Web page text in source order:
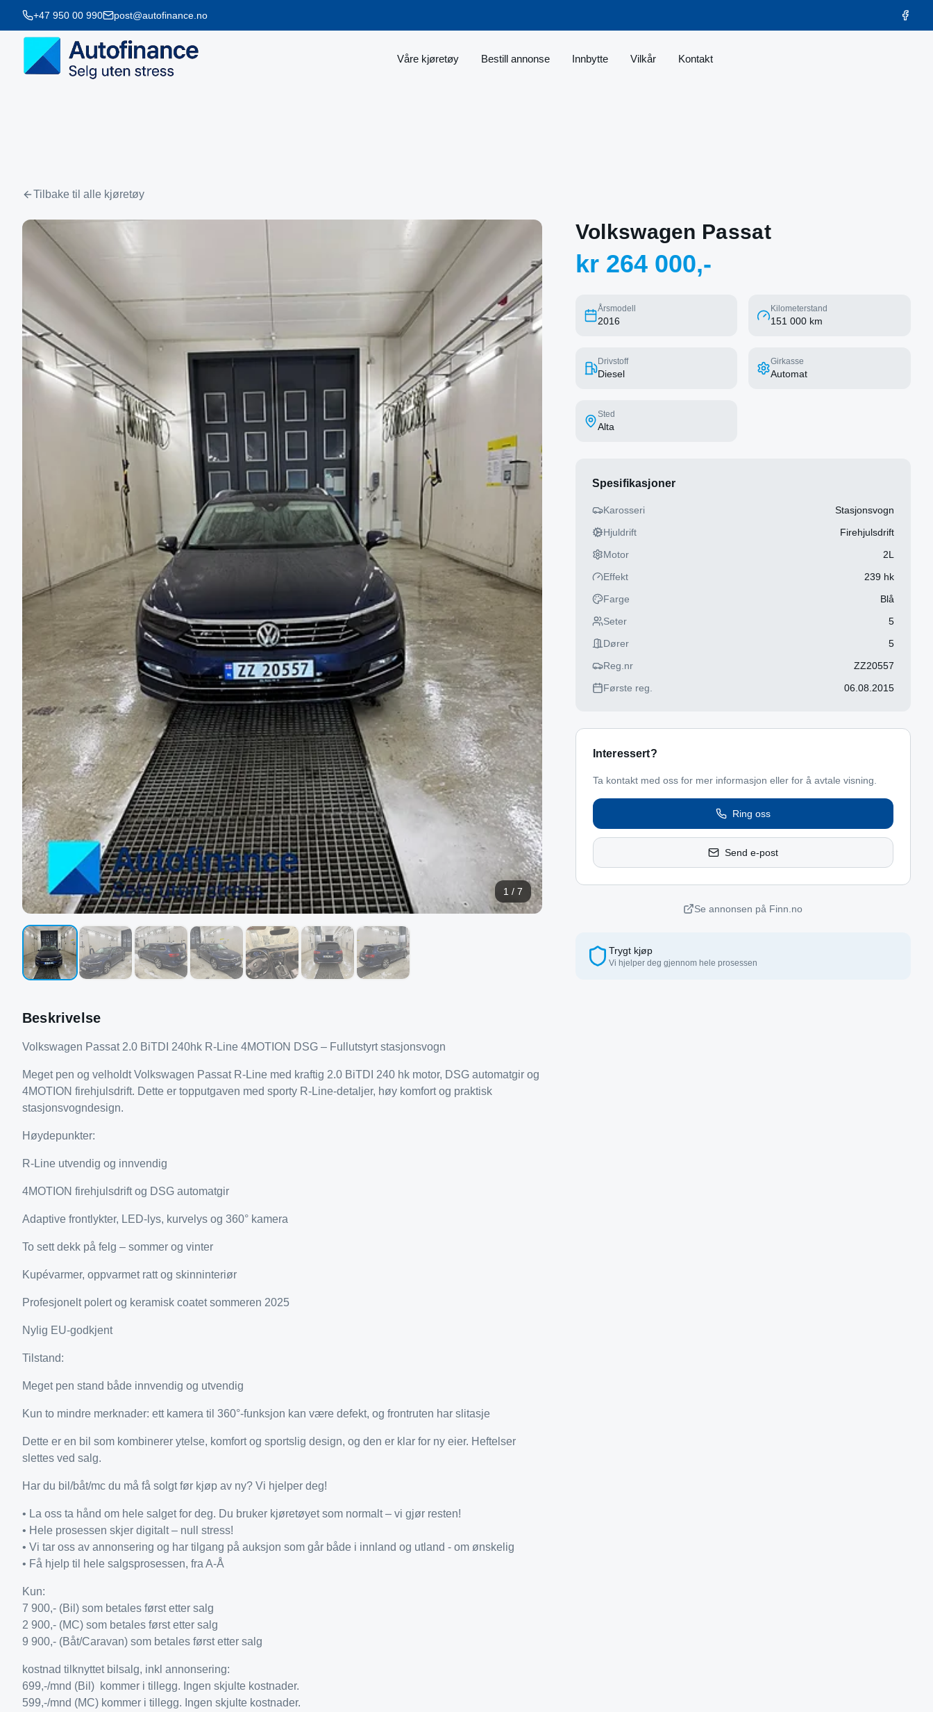
+47 950 00 990 post@autofinance.no
Våre kjøretøy Bestill annonse Innbytte Vilkår Kontakt
Tilbake til alle kjøretøy
1 / 7
Beskrivelse
Volkswagen Passat 2.0 BiTDI 240hk R-Line 4MOTION DSG – Fullutstyrt stasjonsvogn
Meget pen og velholdt Volkswagen Passat R-Line med kraftig 2.0 BiTDI 240 hk motor, DSG automatgir og
4MOTION firehjulsdrift. Dette er topputgaven med sporty R-Line-detaljer, høy komfort og praktisk
stasjonsvogndesign.
Høydepunkter:
R-Line utvendig og innvendig
4MOTION firehjulsdrift og DSG automatgir
Adaptive frontlykter, LED-lys, kurvelys og 360° kamera
To sett dekk på felg – sommer og vinter
Kupévarmer, oppvarmet ratt og skinninteriør
Profesjonelt polert og keramisk coatet sommeren 2025
Nylig EU-godkjent
Tilstand:
Meget pen stand både innvendig og utvendig
Kun to mindre merknader: ett kamera til 360°-funksjon kan være defekt, og frontruten har slitasje
Dette er en bil som kombinerer ytelse, komfort og sportslig design, og den er klar for ny eier. Heftelser
slettes ved salg.
Har du bil/båt/mc du må få solgt før kjøp av ny? Vi hjelper deg!
• La oss ta hånd om hele salget for deg. Du bruker kjøretøyet som normalt – vi gjør resten!
• Hele prosessen skjer digitalt – null stress!
• Vi tar oss av annonsering og har tilgang på auksjon som går både i innland og utland - om ønskelig
• Få hjelp til hele salgsprosessen, fra A-Å
Kun:
7 900,- (Bil) som betales først etter salg
2 900,- (MC) som betales først etter salg
9 900,- (Båt/Caravan) som betales først etter salg
kostnad tilknyttet bilsalg, inkl annonsering:
699,-/mnd (Bil) kommer i tillegg. Ingen skjulte kostnader.
599,-/mnd (MC) kommer i tillegg. Ingen skjulte kostnader.
Volkswagen Passat
kr 264 000,-
Årsmodell
2016
Kilometerstand
151 000 km
Drivstoff
Diesel
Girkasse
Automat
Sted
Alta
Spesifikasjoner
Karosseri
Stasjonsvogn
Hjuldrift
Firehjulsdrift
Motor
2L
Effekt
239 hk
Farge
Blå
Seter
5
Dører
5
Reg.nr
ZZ20557
Første reg.
06.08.2015
Interessert?
Ta kontakt med oss for mer informasjon eller for å avtale visning.
Ring oss
Send e-post
Se annonsen på Finn.no
Trygt kjøp
Vi hjelper deg gjennom hele prosessen